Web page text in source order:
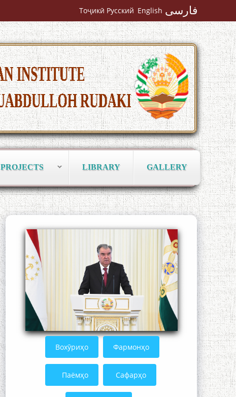
Тоҷикӣ Русский English فارسی
PROJECTS LIBRARY GALLERY
Вохӯриҳо Фармонҳо
Паёмҳо Сафарҳо
ШАРҲИ МУЛОҚОТ БО АҲЛИ ИЛМ ВА
МАОРИФИ КИШВАР АЗ ҶОНИБИ
ОЛИМОНИ АКАДЕМИЯИ МИЛЛИИ
ИЛМҲОИ ТОҶИКИСТОН
БО 4 000 000 СОМОНӢ ПАЙКАРА ВА
ОСОРХОНАИ МӮЪМИН ҚАНОАТ
Кадамчо Худои Шарифзода